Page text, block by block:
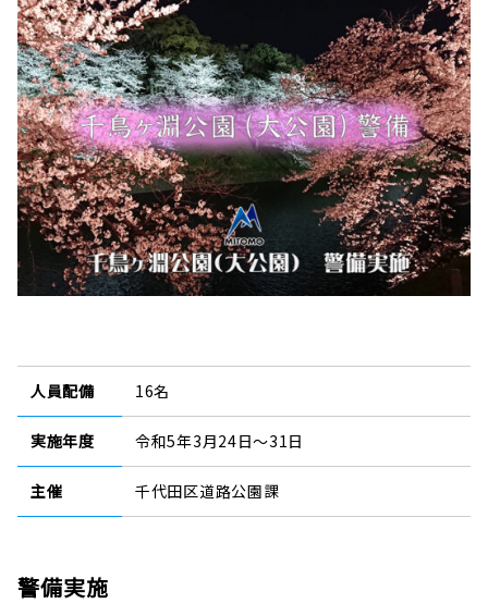
人員配備 16名
実施年度 令和5年3月24日～31日
主催 千代田区道路公園課
警備実施